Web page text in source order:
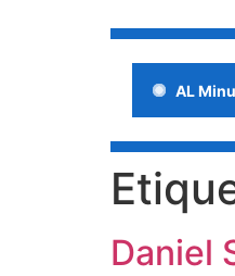
AL
jornada en Lara impulsa
Daniel